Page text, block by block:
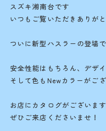
スズキ湘南台です
いつもご覧いただきありが
ついに新型ハスラーの登場で
安全性能はもちろん、デザ
そして色もNewカラーがござ
お店にカタログがございま
ぜひご来店くださいませ！